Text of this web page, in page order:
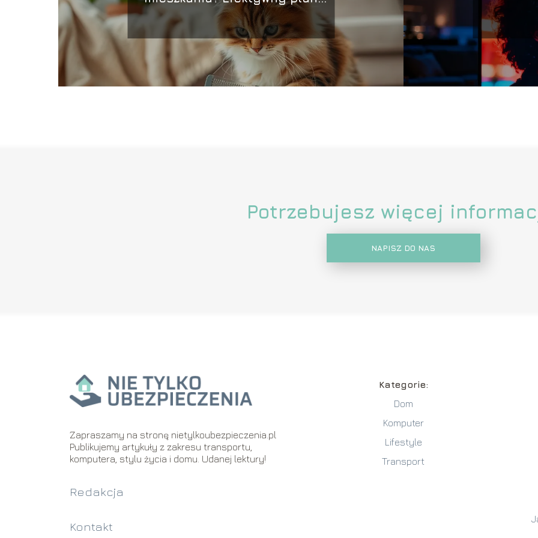
działania
Potrzebujesz więcej
NAPISZ DO NAS
Zapraszamy na stronę nietylkoubezpieczenia.pl
Publikujemy artykuły z zakresu transportu,
komputera, stylu życia i domu. Udanej lektury!
Redakcja
Kontakt
Kategorie:
Dom
Komputer
Lifestyle
Transport